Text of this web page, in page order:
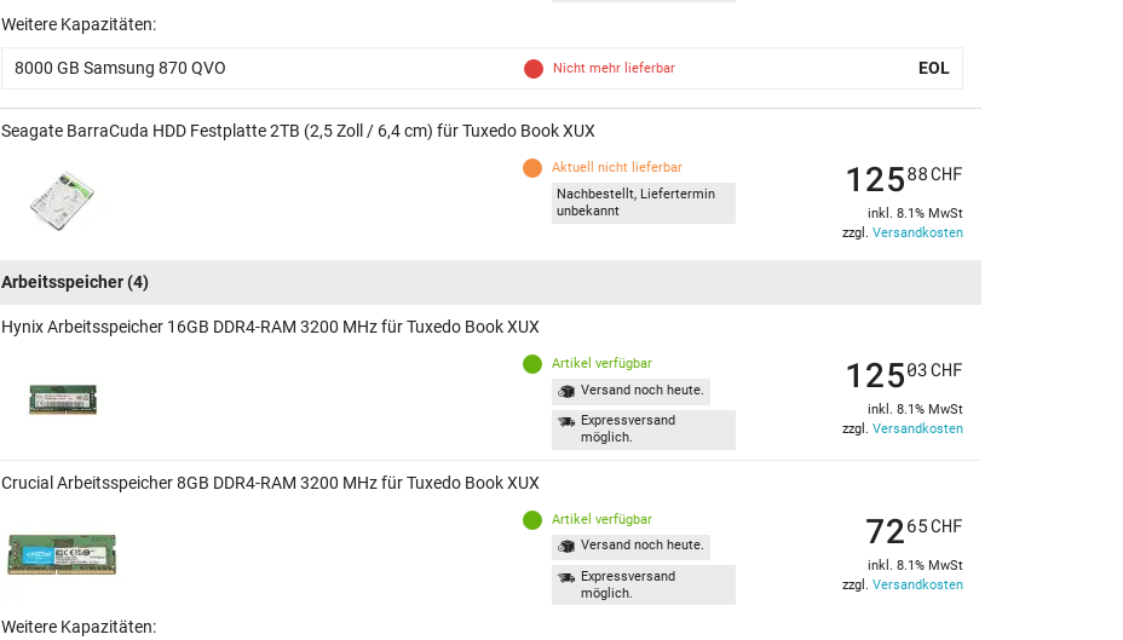
Weitere Kapazitäten:
8000 GB Samsung 870 QVO Nicht mehr lieferbar EOL
Seagate BarraCuda HDD Festplatte 2TB (2,5 Zoll / 6,4 cm) für Tuxedo Book XUX
Aktuell nicht lieferbar
Nachbestellt, Liefertermin
unbekannt
12588CHF
inkl. 8.1% MwSt
zzgl. Versandkosten
Arbeitsspeicher(4)
Hynix Arbeitsspeicher 16GB DDR4-RAM 3200 MHz für Tuxedo Book XUX
Artikel verfügbar
Versand noch heute.
Expressversand
möglich.
12503CHF
inkl. 8.1% MwSt
zzgl. Versandkosten
Crucial Arbeitsspeicher 8GB DDR4-RAM 3200 MHz für Tuxedo Book XUX
Artikel verfügbar
Versand noch heute.
Expressversand
möglich.
7265CHF
inkl. 8.1% MwSt
zzgl. Versandkosten
Weitere Kapazitäten: